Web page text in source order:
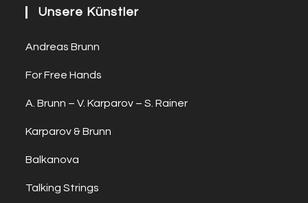
Unsere Künstler
Andreas Brunn
For Free Hands
A. Brunn – V. Karparov – S. Rainer
Karparov & Brunn
Balkanova
Talking Strings